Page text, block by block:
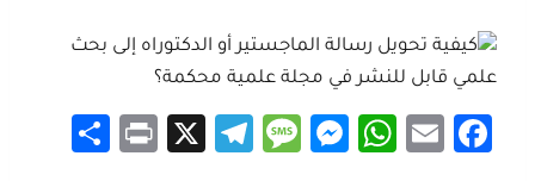
Fa
E
W
M
M
Te
X
Pr